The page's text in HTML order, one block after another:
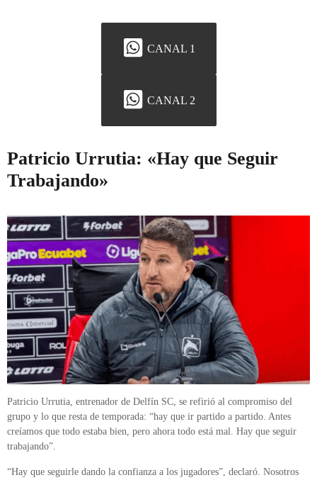
CANAL 1
CANAL 2
Patricio Urrutia: «Hay que Seguir
Trabajando»
Patricio Urrutia, entrenador de Delfín SC, se refirió al compromiso del
grupo y lo que resta de temporada: “hay que ir partido a partido. Antes
creíamos que todo estaba bien, pero ahora todo está mal. Hay que seguir
trabajando”.
“Hay que seguirle dando la confianza a los jugadores”, declaró. Nosotros